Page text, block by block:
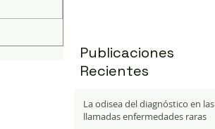
Publicaciones
Recientes
La odisea del diagnóstico en las
llamadas enfermedades raras